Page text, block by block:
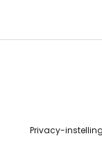
Privacy-